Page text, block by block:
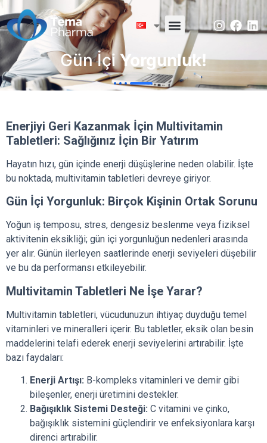
Gün İçiYorgunluk!
Enerjiyi Geri Kazanmak İçin Multivitamin
Tabletleri: Sağlığınız İçin Bir Yatırım
Hayatın hızı, gün içinde enerji düşüşlerine neden olabilir. İşte
bu noktada, multivitamin tabletleri devreye giriyor.
Gün İçi Yorgunluk: Birçok Kişinin Ortak Sorunu
Yoğun iş temposu, stres, dengesiz beslenme veya fiziksel
aktivitenin eksikliği; gün içi yorgunluğun nedenleri arasında
yer alır. Günün ilerleyen saatlerinde enerji seviyeleri düşebilir
ve bu da performansı etkileyebilir.
Multivitamin Tabletleri Ne İşe Yarar?
Multivitamin tabletleri, vücudunuzun ihtiyaç duyduğu temel
vitaminleri ve mineralleri içerir. Bu tabletler, eksik olan besin
maddelerini telafi ederek enerji seviyelerini artırabilir. İşte
bazı faydaları:
Enerji Artışı: B-kompleks vitaminleri ve demir gibi
bileşenler, enerji üretimini destekler.
Bağışıklık Sistemi Desteği: C vitamini ve çinko,
bağışıklık sistemini güçlendirir ve enfeksiyonlara karşı
direnci artırabilir.